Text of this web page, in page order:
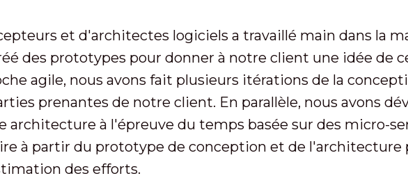
et d'architectes logiciels a travaillé main dans la
des prototypes pour donner à notre client une idée de
agile, nous avons fait plusieurs itérations de la
prenantes de notre client. En parallèle, nous avons
à l'épreuve du temps basée sur des micro-
à partir du prototype de conception et de l'architecture
des efforts.